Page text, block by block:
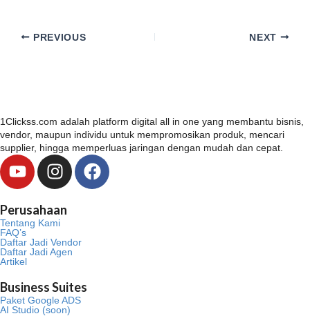
PREVIOUS NEXT
1Clickss.com adalah platform digital all in one yang membantu bisnis,
vendor, maupun individu untuk mempromosikan produk, mencari
supplier, hingga memperluas jaringan dengan mudah dan cepat.
Y
o
t
u
b
e
I
n
t
a
g
a
m
F
a
Perusahaan
Tentang Kami
FAQ’s
Daftar Jadi Vendor
Daftar Jadi Agen
Artikel
Business Suites
Paket Google ADS
AI Studio (soon)